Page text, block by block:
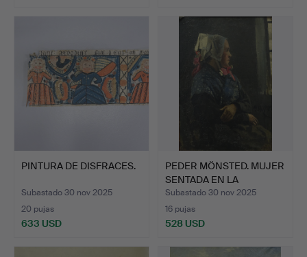
PINTURA DE DISFRACES.
Subastado 30 nov 2025
20 pujas
633 USD
PEDER MÖNSTED. MUJER
SENTADA EN LA
VENTANA.
Subastado 30 nov 2025
16 pujas
528 USD